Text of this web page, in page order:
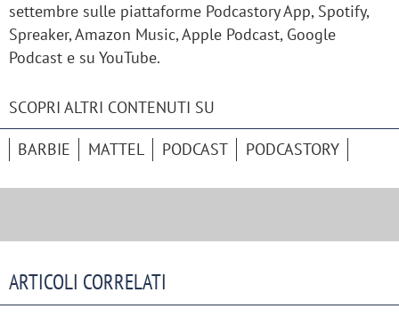
settembre sulle piattaforme Podcastory App, Spotify,
Spreaker, Amazon Music, Apple Podcast, Google
Podcast e su YouTube.
SCOPRI ALTRI CONTENUTI SU
BARBIE MATTEL PODCAST PODCASTORY
ARTICOLI CORRELATI